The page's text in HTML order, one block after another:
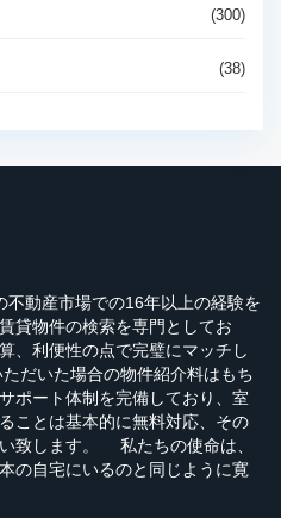
(300)
(38)
不動産市場での16年以上の経験を
貸物件の検索を専門としてお
、利便性の点で完璧にマッチし
だいた場合の物件紹介料はもち
ポート体制を完備しており、室
ことは基本的に無料対応、その
致します。 私たちの使命は、
の自宅にいるのと同じように寛